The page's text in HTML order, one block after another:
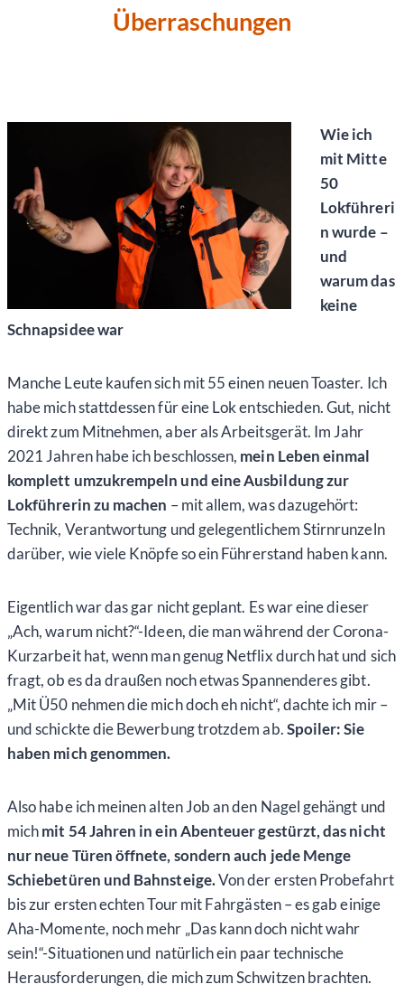
Überraschungen
Wie ich
mit Mitte
50
Lokführeri
n wurde –
und
warum das
keine
Schnapsidee war
Manche Leute kaufen sich mit 55 einen neuen Toaster. Ich
habe mich stattdessen für eine Lok entschieden. Gut, nicht
direkt zum Mitnehmen, aber als Arbeitsgerät. Im Jahr
2021 Jahren habe ich beschlossen, mein Leben einmal
komplett umzukrempeln und eine Ausbildung zur
Lokführerin zu machen – mit allem, was dazugehört:
Technik, Verantwortung und gelegentlichem Stirnrunzeln
darüber, wie viele Knöpfe so ein Führerstand haben kann.
Eigentlich war das gar nicht geplant. Es war eine dieser
„Ach, warum nicht?“-Ideen, die man während der Corona-
Kurzarbeit hat, wenn man genug Netflix durch hat und sich
fragt, ob es da draußen noch etwas Spannenderes gibt.
„Mit Ü50 nehmen die mich doch eh nicht“, dachte ich mir –
und schickte die Bewerbung trotzdem ab.Spoiler: Sie
haben mich genommen.
Also habe ich meinen alten Job an den Nagel gehängt und
michmit 54 Jahren in ein Abenteuer gestürzt, das nicht
nur neue Türen öffnete, sondern auch jede Menge
Schiebetüren und Bahnsteige.Von der ersten Probefahrt
bis zur ersten echten Tour mit Fahrgästen – es gab einige
Aha-Momente, noch mehr „Das kann doch nicht wahr
sein!“-Situationen und natürlich ein paar technische
Herausforderungen, die mich zum Schwitzen brachten.